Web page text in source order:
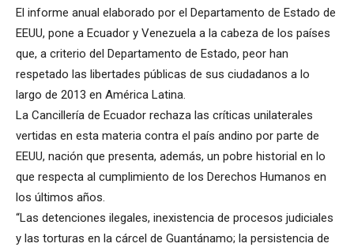
El informe anual elaborado por el Departamento de Estado de
EEUU, pone a Ecuador y Venezuela a la cabeza de los países
que, a criterio del Departamento de Estado, peor han
respetado las libertades públicas de sus ciudadanos a lo
largo de 2013 en América Latina.
La Cancillería de Ecuador rechaza las críticas unilaterales
vertidas en esta materia contra el país andino por parte de
EEUU, nación que presenta, además, un pobre historial en lo
que respecta al cumplimiento de los Derechos Humanos en
los últimos años.
“Las detenciones ilegales, inexistencia de procesos judiciales
y las torturas en la cárcel de Guantánamo; la persistencia de